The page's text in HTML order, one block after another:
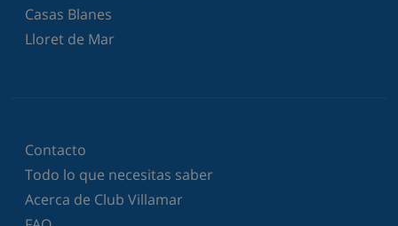
Casas Blanes
Lloret de Mar
Contacto
Todo lo que necesitas saber
Acerca de Club Villamar